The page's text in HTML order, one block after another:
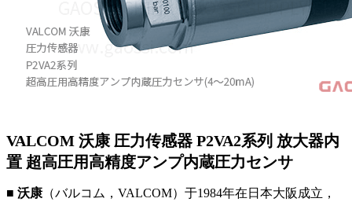
VALCOM 沃康 圧力传感器 P2VA2系列 放大器内
置 超高圧用高精度アンプ内蔵圧力センサ
■ 沃康 （バルコム，VALCOM）于1984年在日本大阪成立，